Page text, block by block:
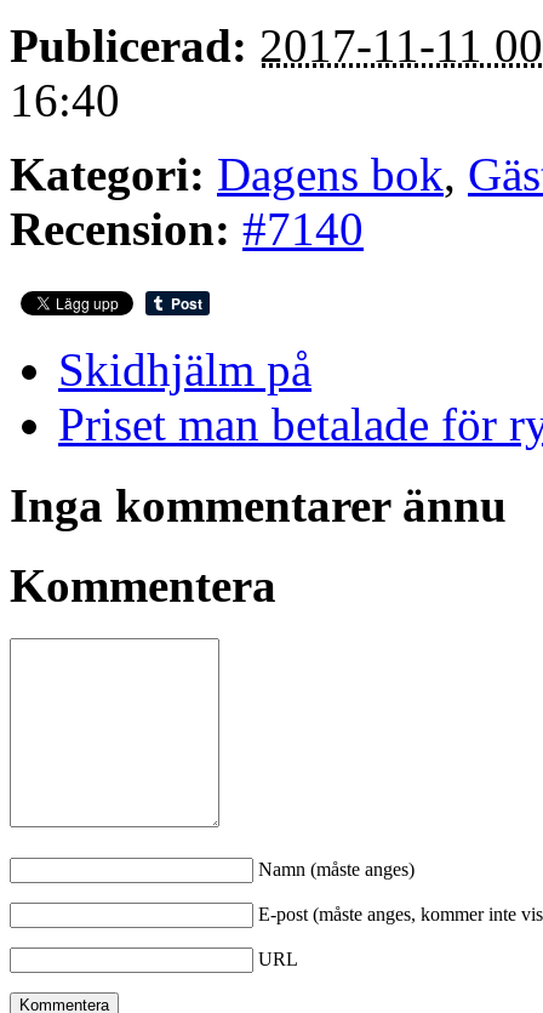
Publicerad: 2017-11-11
16:40
Kategori: Dagens bok,
Recension: #7140
Skidhjälm på
Priset man betalade för
Inga kommentarer ännu
Kommentera
Namn (måste anges)
E-post (måste anges, kommer inte
URL